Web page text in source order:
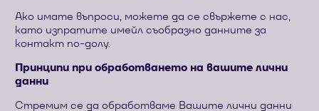
Ако имате въпроси, можете да се свържете с нас,
като изпратите имейл съобразно данните за
контакт по-долу.
Принципи при обработването на вашите лични
данни
Стремим се да обработваме Вашите лични данни